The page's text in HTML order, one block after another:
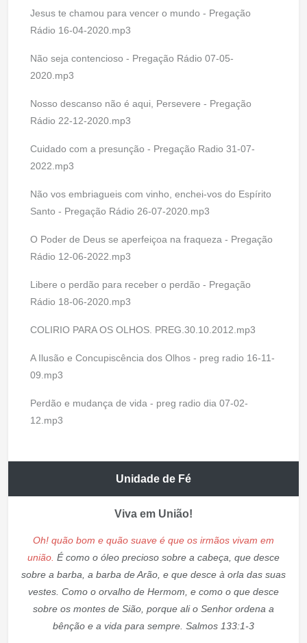
Jesus te chamou para vencer o mundo - Pregação
Rádio 16-04-2020.mp3
Não seja contencioso - Pregação Rádio 07-05-
2020.mp3
Nosso descanso não é aqui, Persevere - Pregação
Rádio 22-12-2020.mp3
Cuidado com a presunção - Pregação Radio 31-07-
2022.mp3
Não vos embriagueis com vinho, enchei-vos do Espírito
Santo - Pregação Rádio 26-07-2020.mp3
O Poder de Deus se aperfeiçoa na fraqueza - Pregação
Rádio 12-06-2022.mp3
Libere o perdão para receber o perdão - Pregação
Rádio 18-06-2020.mp3
COLIRIO PARA OS OLHOS. PREG.30.10.2012.mp3
A Ilusão e Concupiscência dos Olhos - preg radio 16-11-
09.mp3
Perdão e mudança de vida - preg radio dia 07-02-
12.mp3
Unidade de Fé
Viva em União!
Oh! quão bom e quão suave é que os irmãos vivam em
união. É como o óleo precioso sobre a cabeça, que desce
sobre a barba, a barba de Arão, e que desce à orla das suas
vestes. Como o orvalho de Hermom, e como o que desce
sobre os montes de Sião, porque ali o Senhor ordena a
bênção e a vida para sempre. Salmos 133:1-3